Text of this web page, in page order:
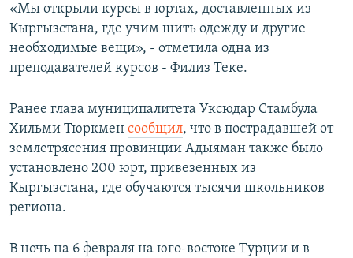
«Мы открыли курсы в юртах, доставленных из
Кыргызстана, где учим шить одежду и другие
необходимые вещи», - отметила одна из
преподавателей курсов - Филиз Теке.
Ранее глава муниципалитета Уксюдар Стамбула
Хильми Тюркмен сообщил, что в пострадавшей от
землетрясения провинции Адыяман также было
установлено 200 юрт, привезенных из
Кыргызстана, где обучаются тысячи школьников
региона.
В ночь на 6 февраля на юго-востоке Турции и в